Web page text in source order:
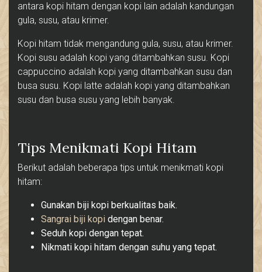
antara kopi hitam dengan kopi lain adalah kandungan
gula, susu, atau krimer.
Kopi hitam tidak mengandung gula, susu, atau krimer.
Kopi susu adalah kopi yang ditambahkan susu. Kopi
cappuccino adalah kopi yang ditambahkan susu dan
busa susu. Kopi latte adalah kopi yang ditambahkan
susu dan busa susu yang lebih banyak.
Tips Menikmati Kopi Hitam
Berikut adalah beberapa tips untuk menikmati kopi
hitam:
Gunakan biji kopi berkualitas baik.
Sangrai biji kopi dengan benar.
Seduh kopi dengan tepat.
Nikmati kopi hitam dengan suhu yang tepat.